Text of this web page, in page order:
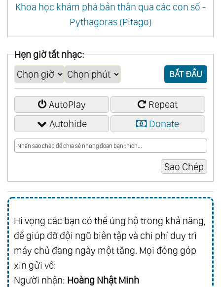
Khoa học khám phá bản thân qua các con số -
Pythagoras (Pitago)
Hẹn giờ tắt nhạc:
BẮT ĐẦU
AutoPlay
Repeat
Autohide
Donate
Hi vọng các bạn có thể ủng hộ trong khả năng,
để giúp đỡ đội ngũ biên tập và chi phí duy trì
máy chủ đang ngày một tăng. Mọi đóng góp
xin gửi về:
Người nhận: Hoàng Nhật Minh